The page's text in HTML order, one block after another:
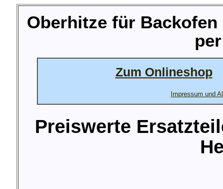
Oberhitze für
Zum Onlineshop
Impressum und
Preiswerte